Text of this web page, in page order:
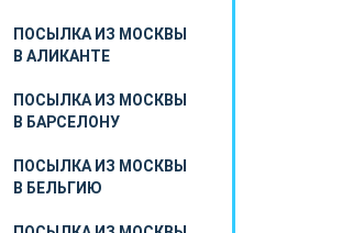
ПОСЫЛКА ИЗ МОСКВЫ
В АЛИКАНТЕ
ПОСЫЛКА ИЗ МОСКВЫ
В БАРСЕЛОНУ
ПОСЫЛКА ИЗ МОСКВЫ
В БЕЛЬГИЮ